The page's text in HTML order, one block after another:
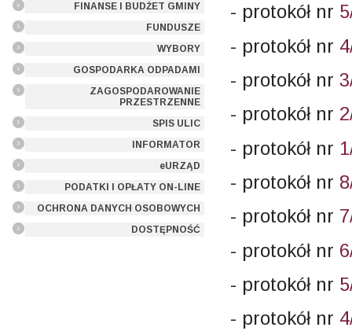
FINANSE I BUDŻET GMINY
FUNDUSZE
WYBORY
GOSPODARKA ODPADAMI
ZAGOSPODAROWANIE
PRZESTRZENNE
SPIS ULIC
INFORMATOR
eURZĄD
PODATKI I OPŁATY ON-LINE
OCHRONA DANYCH OSOBOWYCH
DOSTĘPNOŚĆ
- protokół nr
- protokół nr
- protokół nr
- protokół nr
- protokół nr
- protokół nr
- protokół nr
- protokół nr
- protokół nr
- protokół nr